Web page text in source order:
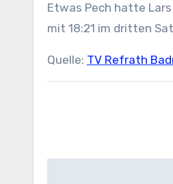
Etwas Pech hatte
mit 18:21 im dritten
Quelle: TV Refrath